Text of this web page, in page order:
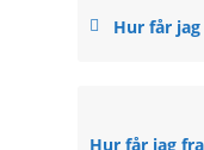
Hur får jag en snabb